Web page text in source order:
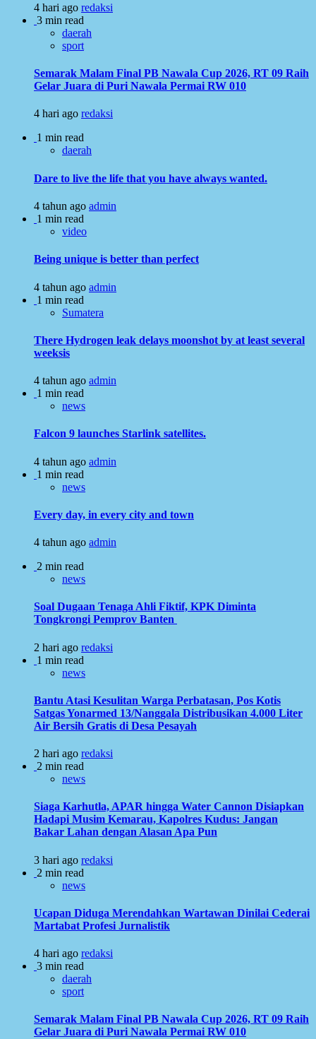
4 hari ago redaksi
3 min read
daerah
sport
Semarak Malam Final PB Nawala Cup 2026, RT 09 Raih
Gelar Juara di Puri Nawala Permai RW 010
4 hari ago redaksi
1 min read
daerah
Dare to live the life that you have always wanted.
4 tahun ago admin
1 min read
video
Being unique is better than perfect
4 tahun ago admin
1 min read
Sumatera
There Hydrogen leak delays moonshot by at least several
weeksis
4 tahun ago admin
1 min read
news
Falcon 9 launches Starlink satellites.
4 tahun ago admin
1 min read
news
Every day, in every city and town
4 tahun ago admin
2 min read
news
Soal Dugaan Tenaga Ahli Fiktif, KPK Diminta
Tongkrongi Pemprov Banten
2 hari ago redaksi
1 min read
news
Bantu Atasi Kesulitan Warga Perbatasan, Pos Kotis
Satgas Yonarmed 13/Nanggala Distribusikan 4.000 Liter
Air Bersih Gratis di Desa Pesayah
2 hari ago redaksi
2 min read
news
Siaga Karhutla, APAR hingga Water Cannon Disiapkan
Hadapi Musim Kemarau, Kapolres Kudus: Jangan
Bakar Lahan dengan Alasan Apa Pun
3 hari ago redaksi
2 min read
news
Ucapan Diduga Merendahkan Wartawan Dinilai Cederai
Martabat Profesi Jurnalistik
4 hari ago redaksi
3 min read
daerah
sport
Semarak Malam Final PB Nawala Cup 2026, RT 09 Raih
Gelar Juara di Puri Nawala Permai RW 010